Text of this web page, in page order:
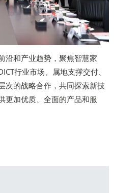
沿和产业趋势，聚焦智慧家
行业市场、属地支撑交付、
次的战略合作，共同探索新技
更加优质、全面的产品和服